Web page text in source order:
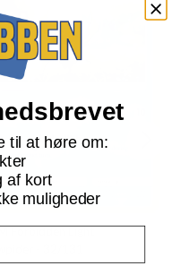
Forbidden Light
til at høre om:
af kort
muligheder